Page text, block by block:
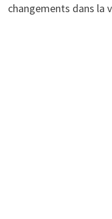
changements dans la